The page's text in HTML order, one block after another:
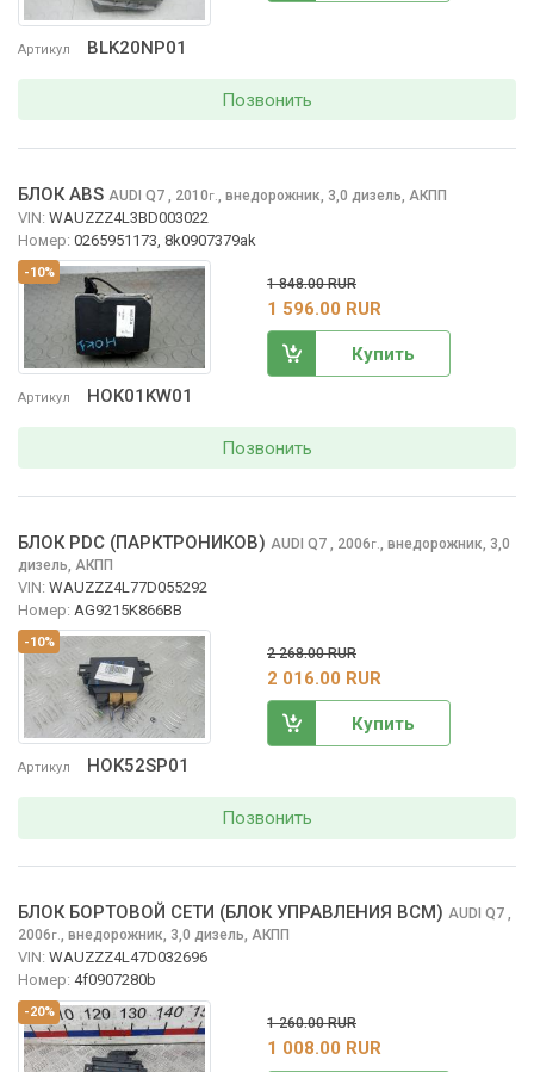
Артикул BLK20NP01
Позвонить
-10%
Артикул HOK01KW01
БЛОК ABS AUDI Q7 , 2010г., внедорожник, 3,0 дизель, АКПП
VIN: WAUZZZ4L3BD003022
Номер: 0265951173, 8k0907379ak
1 848.00 RUR
1 596.00 RUR
Купить
Позвонить
-10%
Артикул HOK52SP01
БЛОК PDC (ПАРКТРОНИКОВ) AUDI Q7 , 2006г., внедорожник, 3,0
дизель, АКПП
VIN: WAUZZZ4L77D055292
Номер: AG9215K866BB
2 268.00 RUR
2 016.00 RUR
Купить
Позвонить
-20%
БЛОК БОРТОВОЙ СЕТИ (БЛОК УПРАВЛЕНИЯ BCM) AUDI Q7 ,
2006г., внедорожник, 3,0 дизель, АКПП
VIN: WAUZZZ4L47D032696
Номер: 4f0907280b
1 260.00 RUR
1 008.00 RUR